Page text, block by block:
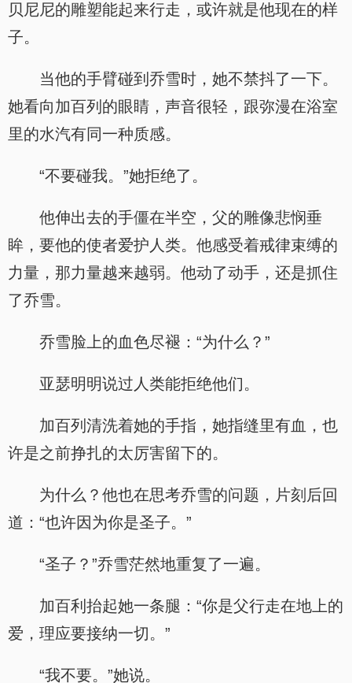
贝尼尼的雕塑能起来行走，或许就是他现在的样
子。
当他的手臂碰到乔雪时，她不禁抖了一下。
她看向加百列的眼睛，声音很轻，跟弥漫在浴室
里的水汽有同一种质感。
“不要碰我。”她拒绝了。
他伸出去的手僵在半空，父的雕像悲悯垂
眸，要他的使者爱护人类。他感受着戒律束缚的
力量，那力量越来越弱。他动了动手，还是抓住
了乔雪。
乔雪脸上的血色尽褪：“为什么？”
亚瑟明明说过人类能拒绝他们。
加百列清洗着她的手指，她指缝里有血，也
许是之前挣扎的太厉害留下的。
为什么？他也在思考乔雪的问题，片刻后回
道：“也许因为你是圣子。”
“圣子？”乔雪茫然地重复了一遍。
加百利抬起她一条腿：“你是父行走在地上的
爱，理应要接纳一切。”
“我不要。”她说。